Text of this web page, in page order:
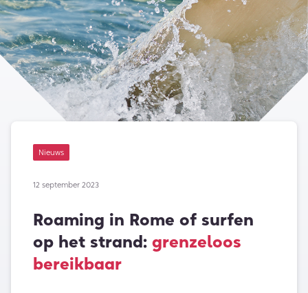
Nieuws
12 september 2023
Roaming in Rome of surfen
op het strand: grenzeloos
bereikbaar